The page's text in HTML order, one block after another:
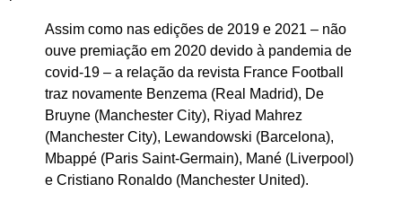
Assim como nas edições de 2019 e 2021 – não
ouve premiação em 2020 devido à pandemia de
covid-19 – a relação da revista France Football
traz novamente Benzema (Real Madrid), De
Bruyne (Manchester City), Riyad Mahrez
(Manchester City), Lewandowski (Barcelona),
Mbappé (Paris Saint-Germain), Mané (Liverpool)
e Cristiano Ronaldo (Manchester United).